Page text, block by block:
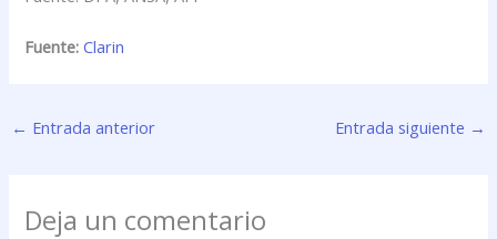
Fuente: Clarin
← Entrada anterior Entrada siguiente →
Deja un comentario